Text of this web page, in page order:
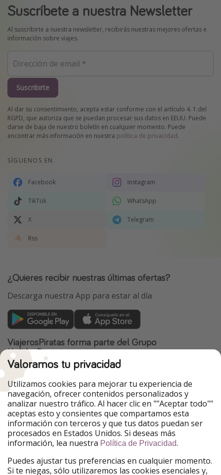
Suscríbete a nuestra Newsletter
Al suscribirte a nuestra newsletter, recibirás nuestras mejores ofertas e
información sobre viajes.
Suscribirte
Al dar su consentimiento, acepta estar conforme con el artículo 4. 1.del
RGPD, que autoriza que se puedan procesar sus datos en EEUU. Puede
darse de baja de nuestro boletín en cualquier momento. Puede
encontrar más información en nuestra política de privacidad.
SÍGUENOS EN
Facebook Instagram
TikTok WhatsApp
X Telegram
Rss
¿Quieres recibir nuestras últimas ofertas?
Descarga nuestra App para estar al día
ViajerosPiratas forma parte del Grupo
HolidayPirates
Nuestros mercados
PiratinViaggio
HolidayPirates
VakantiePiraten
WakacyjniPiraci
VoyagesPirates
Ferienpiraten
Urlaubspiraten
Urlaubspiraten
TravelPirates
Nuestro grupo
HolidayPirates Group
Valoramos tu privacidad
Utilizamos cookies para mejorar tu experiencia de
navegación, ofrecer contenidos personalizados y
analizar nuestro tráfico. Al hacer clic en ""Aceptar todo""
aceptas esto y consientes que compartamos esta
información con terceros y que tus datos puedan ser
procesados en Estados Unidos. Si deseas más
información, lea nuestra Política de Privacidad.
Puedes ajustar tus preferencias en cualquier momento.
Si te niegas, sólo utilizaremos las cookies esenciales y,